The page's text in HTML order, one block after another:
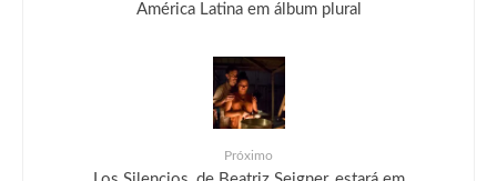
América Latina em álbum plural
Próximo